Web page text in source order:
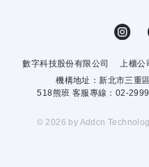
數字科技股份有限公司 上櫃公
機構地址：新北市三重
518熊班 客服專線：02-
© 2026 by Addcn